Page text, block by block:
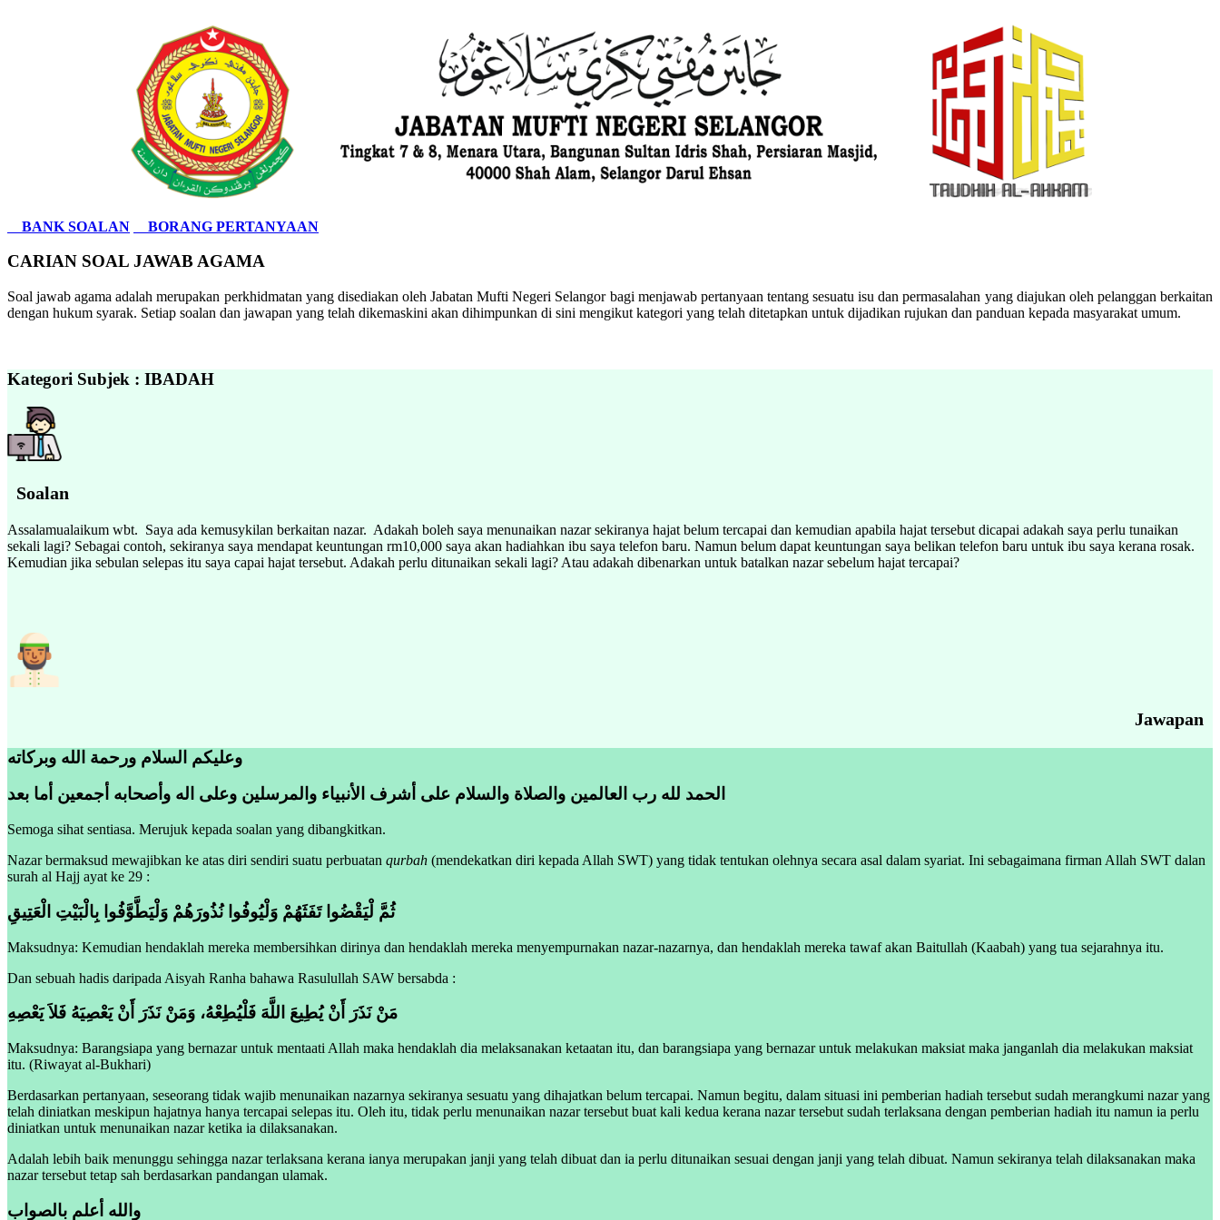
BANK SOALAN BORANG PERTANYAAN
CARIAN SOAL JAWAB AGAMA
Soal jawab agama adalah merupakan perkhidmatan yang disediakan oleh Jabatan Mufti Negeri Selangor bagi menjawab pertanyaan tentang sesuatu isu dan permasalahan yang diajukan oleh pelanggan berkaitan
dengan hukum syarak. Setiap soalan dan jawapan yang telah dikemaskini akan dihimpunkan di sini mengikut kategori yang telah ditetapkan untuk dijadikan rujukan dan panduan kepada masyarakat umum.
Kategori Subjek : IBADAH
Soalan
Assalamualaikum wbt. Saya ada kemusykilan berkaitan nazar. Adakah boleh saya menunaikan nazar sekiranya hajat belum tercapai dan kemudian apabila hajat tersebut dicapai adakah saya perlu tunaikan
sekali lagi? Sebagai contoh, sekiranya saya mendapat keuntungan rm10,000 saya akan hadiahkan ibu saya telefon baru. Namun belum dapat keuntungan saya belikan telefon baru untuk ibu saya kerana rosak.
Kemudian jika sebulan selepas itu saya capai hajat tersebut. Adakah perlu ditunaikan sekali lagi? Atau adakah dibenarkan untuk batalkan nazar sebelum hajat tercapai?
Jawapan
الحمد لله رب العالمين والصلاة والسلام على أشرف الأنبياء والمرسلين وعلى اله وأصحابه أجمعين أما بعد
Semoga sihat sentiasa. Merujuk kepada soalan yang dibangkitkan.
Nazar bermaksud mewajibkan ke atas diri sendiri suatu perbuatan qurbah (mendekatkan diri kepada Allah SWT) yang tidak tentukan olehnya secara asal dalam syariat. Ini sebagaimana firman Allah SWT dalan
surah al Hajj ayat ke 29 :
ثُمَّ لْيَقْضُوا تَفَثَهُمْ وَلْيُوفُوا نُذُورَهُمْ وَلْيَطَّوَّفُوا بِالْبَيْتِ الْعَتِيقِ
Maksudnya: Kemudian hendaklah mereka membersihkan dirinya dan hendaklah mereka menyempurnakan nazar-nazarnya, dan hendaklah mereka tawaf akan Baitullah (Kaabah) yang tua sejarahnya itu.
Dan sebuah hadis daripada Aisyah Ranha bahawa Rasulullah SAW bersabda :
مَنْ نَذَرَ أَنْ يُطِيعَ اللَّهَ فَلْيُطِعْهُ، وَمَنْ نَذَرَ أَنْ يَعْصِيَهُ فَلاَ يَعْصِهِ
Maksudnya: Barangsiapa yang bernazar untuk mentaati Allah maka hendaklah dia melaksanakan ketaatan itu, dan barangsiapa yang bernazar untuk melakukan maksiat maka janganlah dia melakukan maksiat
itu. (Riwayat al-Bukhari)
Berdasarkan pertanyaan, seseorang tidak wajib menunaikan nazarnya sekiranya sesuatu yang dihajatkan belum tercapai. Namun begitu, dalam situasi ini pemberian hadiah tersebut sudah merangkumi nazar yang
telah diniatkan meskipun hajatnya hanya tercapai selepas itu. Oleh itu, tidak perlu menunaikan nazar tersebut buat kali kedua kerana nazar tersebut sudah terlaksana dengan pemberian hadiah itu namun ia perlu
diniatkan untuk menunaikan nazar ketika ia dilaksanakan.
Adalah lebih baik menunggu sehingga nazar terlaksana kerana ianya merupakan janji yang telah dibuat dan ia perlu ditunaikan sesuai dengan janji yang telah dibuat. Namun sekiranya telah dilaksanakan maka
nazar tersebut tetap sah berdasarkan pandangan ulamak.
والله أعلم بالصواب